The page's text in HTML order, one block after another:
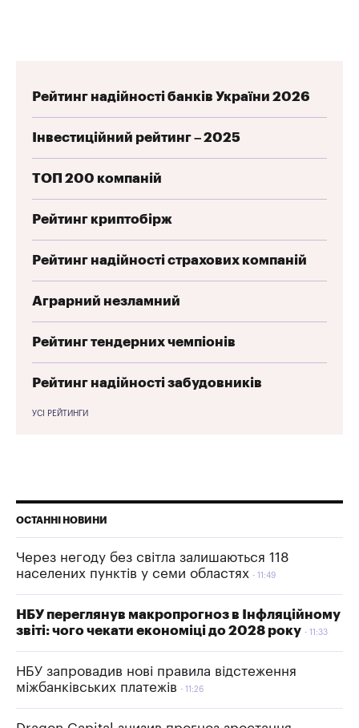
Рейтинг надійності банків України 2026
Інвестиційний рейтинг – 2025
ТОП 200 компаній
Рейтинг криптобірж
Рейтинг надійності страхових компаній
Аграрний незламний
Рейтинг тендерних чемпіонів
Рейтинг надійності забудовників
УСІ РЕЙТИНГИ
ОСТАННІ НОВИНИ
Через негоду без світла залишаються 118
населених пунктів у семи областях
11:49
НБУ переглянув макропрогноз в Інфляційному
звіті: чого чекати економіці до 2028 року
11:33
НБУ запровадив нові правила відстеження
міжбанківських платежів
11:26